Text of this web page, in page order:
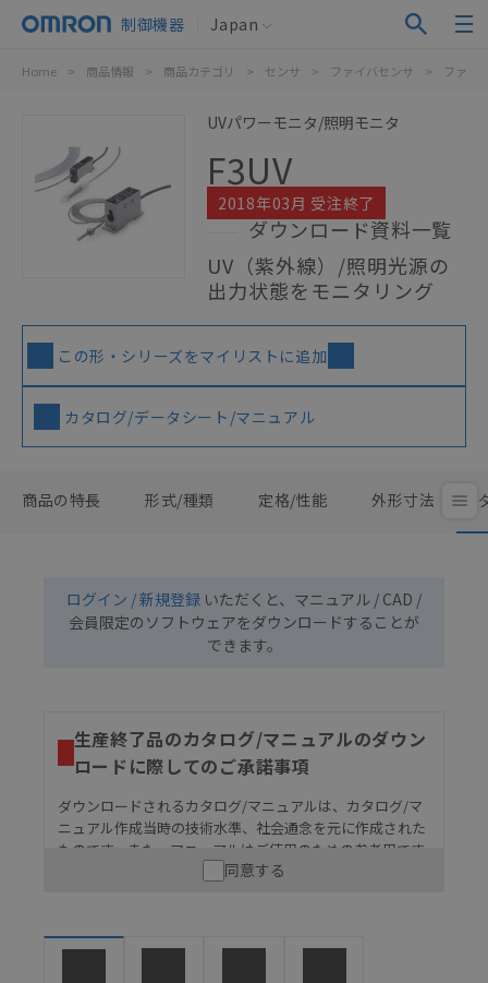
制御機器 Japan
Home > 商品情報 > 商品カテゴリ > センサ > ファイバセンサ > ファイ
UVパワーモニタ/照明モニタ
F3UV
2018年03月 受注終了
ダウンロード資料一覧
UV（紫外線）/照明光源の
出力状態をモニタリング
この形・シリーズをマイリストに追加
カタログ/データシート/マニュアル
商品の特長 形式/種類 定格/性能 外形寸法
ログイン / 新規登録 いただくと、マニュアル / CAD /
会員限定のソフトウェアをダウンロードすることが
できます。
生産終了品のカタログ/マニュアルのダウン
ロードに際してのご承諾事項
ダウンロードされるカタログ/マニュアルは、カタログ/マ
ニュアル作成当時の技術水準、社会通念を元に作成された
ものです。また、マニュアルはご使用のための参考用です
ので、ご使用にあたっての安全性については十分にご配慮
うな用途に使用される場合には、システム全体として
同意する